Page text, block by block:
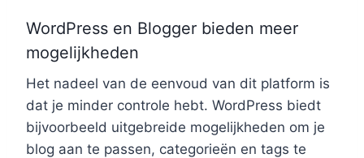
WordPress en Blogger bieden meer
mogelijkheden
Het nadeel van de eenvoud van dit platform is
dat je minder controle hebt. WordPress biedt
bijvoorbeeld uitgebreide mogelijkheden om je
blog aan te passen, categorieën en tags te